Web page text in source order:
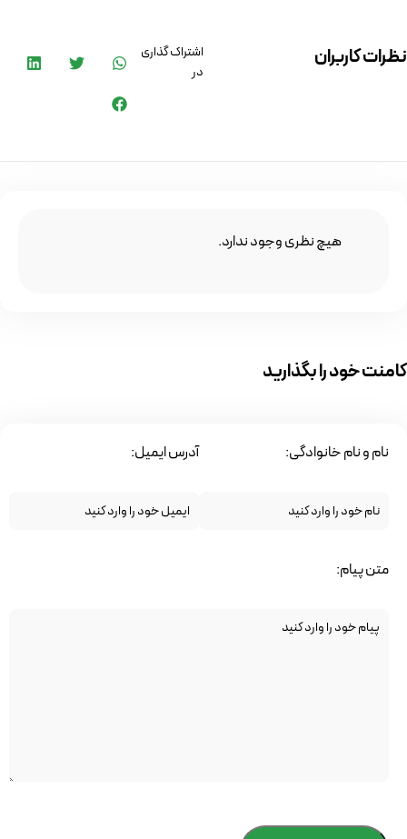
نظرات کاربران
اشتراک گذاری
در
هیچ نظری وجود ندارد.
کامنت خود را بگذارید
نام و نام خانوادگی: آدرس ایمیل:
متن پیام: